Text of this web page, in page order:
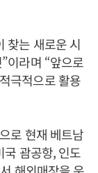
찾는 새로운 시
이라며 “앞으로
극적으로 활용
로 현재 베트남
국 괌공항, 인도